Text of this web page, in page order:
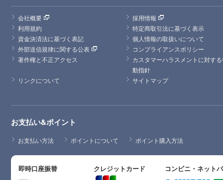
会社概要
採用情報
利用規約
特定商取引法に基づく表示
資金決済法に基づく表記
個人情報の取扱いについて
外部送信規律に関する公表
コンプライアンスポリシー
著作権と不正アクセス
カスタマーハラスメントに対す
動指針
リンクについて
サイトマップ
お支払い&ポイント
お支払い方法 ポイントについて ポイント購入方法
即時口座振替 クレジットカード コンビニ・ネット